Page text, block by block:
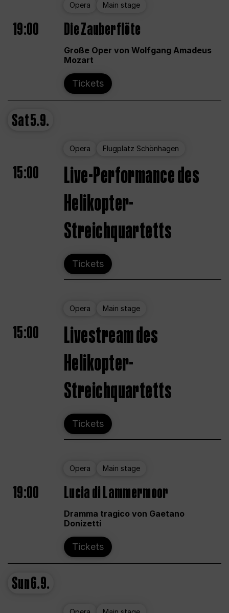
Opera Main stage
19:00 Die Zauberflöte
Große Oper von Wolfgang Amadeus
Mozart
Tickets
Sat5.9.
Opera Flugplatz Schönhagen
15:00
Live-Performance des
Helikopter-
Streichquartetts
Tickets
Opera Main stage
15:00
Livestream des
Helikopter-
Streichquartetts
Tickets
Opera Main stage
19:00 Lucia di Lammermoor
Dramma tragico von Gaetano
Donizetti
Tickets
Sun6.9.